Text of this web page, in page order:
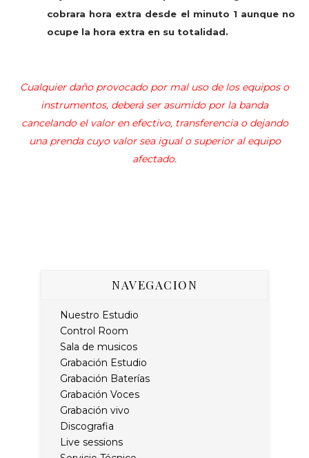
cobrara hora extra desde el minuto 1 aunque no
ocupe la hora extra en su totalidad.
Cualquier daño provocado por mal uso de los equipos o
instrumentos, deberá ser asumido por la banda
cancelando el valor en efectivo, transferencia o dejando
una prenda cuyo valor sea igual o superior al equipo
afectado.
NAVEGACION
Nuestro Estudio
Control Room
Sala de musicos
Grabación Estudio
Grabación Baterías
Grabación Voces
Grabación vivo
Discografia
Live sessions